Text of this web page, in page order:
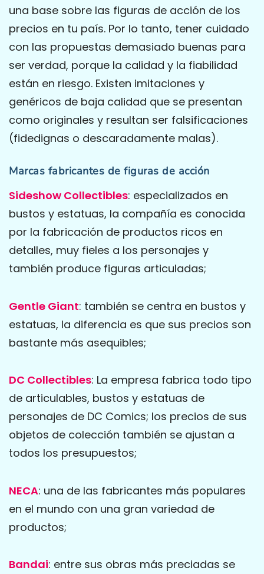
una base sobre las figuras de acción de los
precios en tu país. Por lo tanto, tener cuidado
con las propuestas demasiado buenas para
ser verdad, porque la calidad y la fiabilidad
están en riesgo. Existen imitaciones y
genéricos de baja calidad que se presentan
como originales y resultan ser falsificaciones
(fidedignas o descaradamente malas).
Marcas fabricantes de figuras de acción
Sideshow Collectibles: especializados en
bustos y estatuas, la compañía es conocida
por la fabricación de productos ricos en
detalles, muy fieles a los personajes y
también produce figuras articuladas;
Gentle Giant: también se centra en bustos y
estatuas, la diferencia es que sus precios son
bastante más asequibles;
DC Collectibles: La empresa fabrica todo tipo
de articulables, bustos y estatuas de
personajes de DC Comics; los precios de sus
objetos de colección también se ajustan a
todos los presupuestos;
NECA: una de las fabricantes más populares
en el mundo con una gran variedad de
productos;
Bandai: entre sus obras más preciadas se